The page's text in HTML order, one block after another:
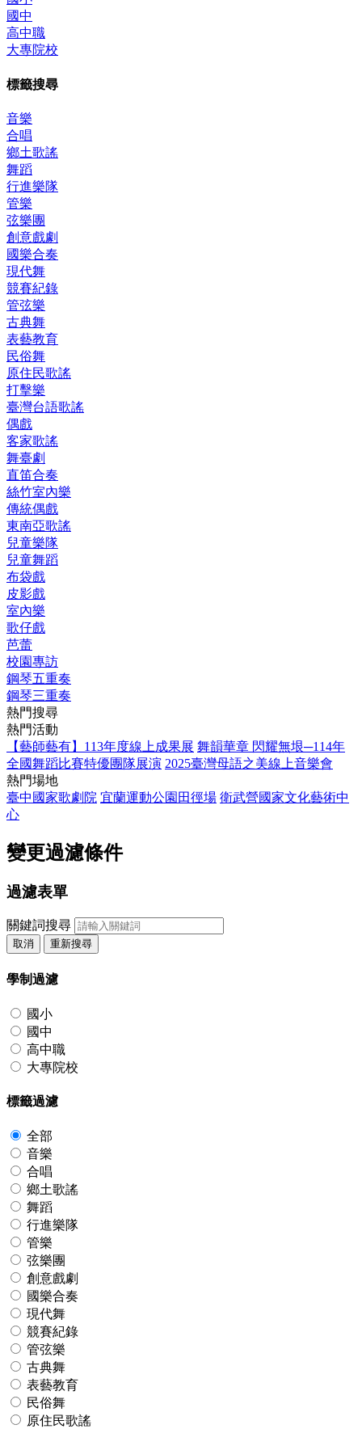
國中
高中職
大專院校
標籤搜尋
音樂
合唱
鄉土歌謠
舞蹈
行進樂隊
管樂
弦樂團
創意戲劇
國樂合奏
現代舞
競賽紀錄
管弦樂
古典舞
表藝教育
民俗舞
原住民歌謠
打擊樂
臺灣台語歌謠
偶戲
客家歌謠
舞臺劇
直笛合奏
絲竹室內樂
傳統偶戲
東南亞歌謠
兒童樂隊
兒童舞蹈
布袋戲
皮影戲
室內樂
歌仔戲
芭蕾
校園專訪
鋼琴五重奏
鋼琴三重奏
熱門搜尋
熱門活動
【藝師藝有】113年度線上成果展 舞韻華章 閃耀無垠─114年
全國舞蹈比賽特優團隊展演 2025臺灣母語之美線上音樂會
熱門場地
臺中國家歌劇院 宜蘭運動公園田徑場 衛武營國家文化藝術中
心
變更過濾條件
過濾表單
關鍵詞搜尋
取消 重新搜尋
學制過濾
國小
國中
高中職
大專院校
標籤過濾
全部
音樂
合唱
鄉土歌謠
舞蹈
行進樂隊
管樂
弦樂團
創意戲劇
國樂合奏
現代舞
競賽紀錄
管弦樂
古典舞
表藝教育
民俗舞
原住民歌謠